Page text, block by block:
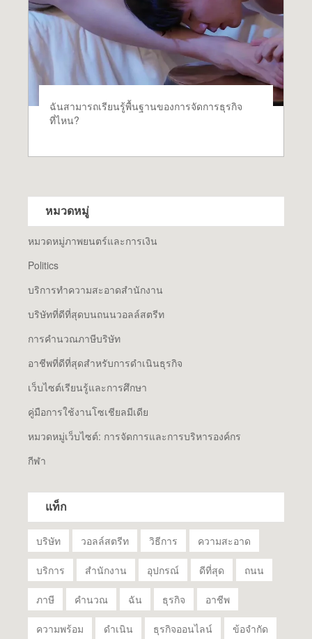
ฉันสามารถเรียนรู้พื้นฐานของการจัดการธุรกิจ
ที่ไหน?
หมวดหมู่
หมวดหมู่ภาพยนตร์และการเงิน
Politics
บริการทำความสะอาดสำนักงาน
บริษัทที่ดีที่สุดบนถนนวอลล์สตรีท
การคำนวณภาษีบริษัท
อาชีพที่ดีที่สุดสำหรับการดำเนินธุรกิจ
เว็บไซต์เรียนรู้และการศึกษา
คู่มือการใช้งานโซเชียลมีเดีย
หมวดหมู่เว็บไซต์: การจัดการและการบริหารองค์กร
กีฬา
แท็ก
บริษัท วอลล์สตรีท วิธีการ ความสะอาด
บริการ สำนักงาน อุปกรณ์ ดีที่สุด ถนน
ภาษี คำนวณ ฉัน ธุรกิจ อาชีพ
ความพร้อม ดำเนิน ธุรกิจออนไลน์ ข้อจำกัด